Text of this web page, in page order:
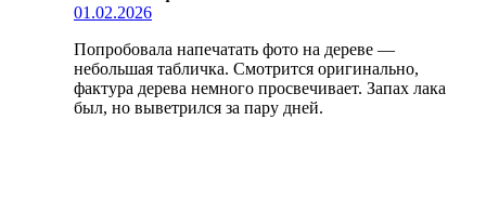
01.02.2026
Попробовала напечатать фото на дереве —
небольшая табличка. Смотрится оригинально,
фактура дерева немного просвечивает. Запах лака
был, но выветрился за пару дней.